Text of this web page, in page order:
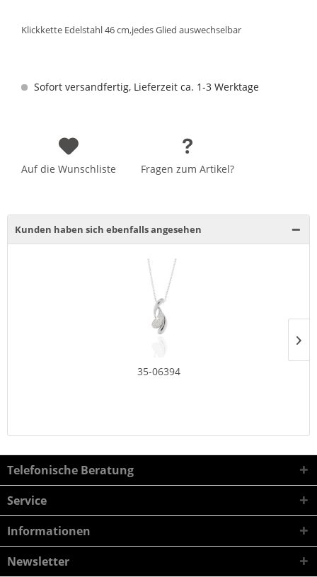
Klickkette Edelstahl 46 cm,jedes Glied auswechselbar
Sofort versandfertig, Lieferzeit ca. 1-3 Werktage
Auf die Wunschliste Fragen zum Artikel?
Kunden haben sich ebenfalls angesehen
35-06394
Telefonische Beratung
Service
Informationen
Newsletter